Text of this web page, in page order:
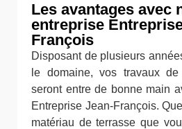
Les avantages avec
entreprise
François
Disposant de plusieurs
le domaine, vos travaux de
seront entre de bonne main
Entreprise Jean-François.
matériau de terrasse que